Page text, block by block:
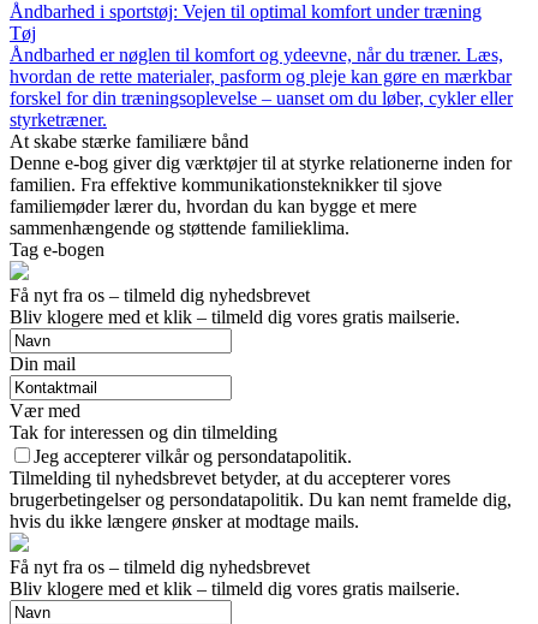
Åndbarhed i sportstøj: Vejen til optimal komfort under træning
Tøj
Åndbarhed er nøglen til komfort og ydeevne, når du træner. Læs,
hvordan de rette materialer, pasform og pleje kan gøre en mærkbar
forskel for din træningsoplevelse – uanset om du løber, cykler eller
styrketræner.
At skabe stærke familiære bånd
Denne e-bog giver dig værktøjer til at styrke relationerne inden for
familien. Fra effektive kommunikationsteknikker til sjove
familiemøder lærer du, hvordan du kan bygge et mere
sammenhængende og støttende familieklima.
Tag e-bogen
Få nyt fra os – tilmeld dig nyhedsbrevet
Bliv klogere med et klik – tilmeld dig vores gratis mailserie.
Din mail
Vær med
Tak for interessen og din tilmelding
Jeg accepterer vilkår og persondatapolitik.
Tilmelding til nyhedsbrevet betyder, at du accepterer vores
brugerbetingelser og persondatapolitik. Du kan nemt framelde dig,
hvis du ikke længere ønsker at modtage mails.
Få nyt fra os – tilmeld dig nyhedsbrevet
Bliv klogere med et klik – tilmeld dig vores gratis mailserie.